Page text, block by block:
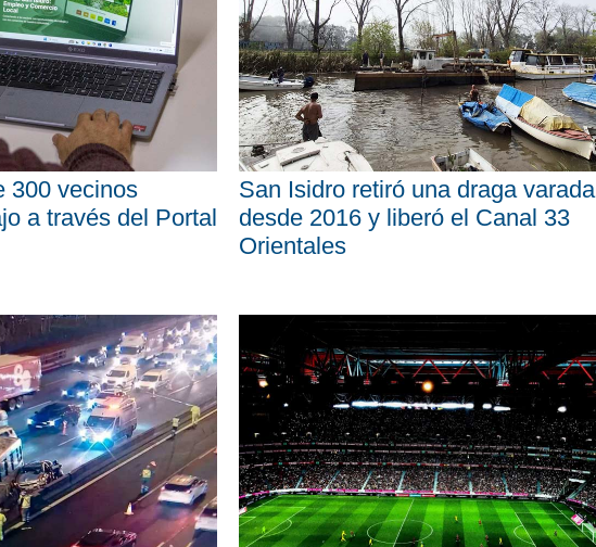
300 vecinos
a través del Portal
San Isidro retiró una draga varada
desde 2016 y liberó el Canal 33
Orientales